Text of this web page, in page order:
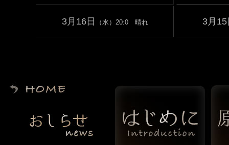
3月16日 （水）20:0 晴れ 3月15